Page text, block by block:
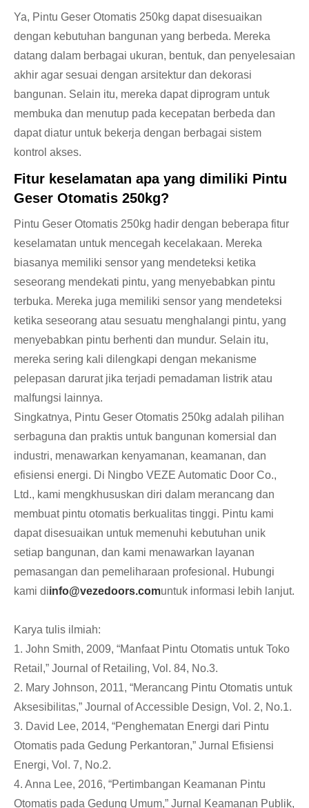
Ya, Pintu Geser Otomatis 250kg dapat disesuaikan
dengan kebutuhan bangunan yang berbeda. Mereka
datang dalam berbagai ukuran, bentuk, dan penyelesaian
akhir agar sesuai dengan arsitektur dan dekorasi
bangunan. Selain itu, mereka dapat diprogram untuk
membuka dan menutup pada kecepatan berbeda dan
dapat diatur untuk bekerja dengan berbagai sistem
kontrol akses.
Fitur keselamatan apa yang dimiliki Pintu
Geser Otomatis 250kg?
Pintu Geser Otomatis 250kg hadir dengan beberapa fitur
keselamatan untuk mencegah kecelakaan. Mereka
biasanya memiliki sensor yang mendeteksi ketika
seseorang mendekati pintu, yang menyebabkan pintu
terbuka. Mereka juga memiliki sensor yang mendeteksi
ketika seseorang atau sesuatu menghalangi pintu, yang
menyebabkan pintu berhenti dan mundur. Selain itu,
mereka sering kali dilengkapi dengan mekanisme
pelepasan darurat jika terjadi pemadaman listrik atau
malfungsi lainnya.
Singkatnya, Pintu Geser Otomatis 250kg adalah pilihan
serbaguna dan praktis untuk bangunan komersial dan
industri, menawarkan kenyamanan, keamanan, dan
efisiensi energi. Di Ningbo VEZE Automatic Door Co.,
Ltd., kami mengkhususkan diri dalam merancang dan
membuat pintu otomatis berkualitas tinggi. Pintu kami
dapat disesuaikan untuk memenuhi kebutuhan unik
setiap bangunan, dan kami menawarkan layanan
pemasangan dan pemeliharaan profesional. Hubungi
kami diinfo@vezedoors.comuntuk informasi lebih lanjut.
Karya tulis ilmiah:
1. John Smith, 2009, “Manfaat Pintu Otomatis untuk Toko
Retail,” Journal of Retailing, Vol. 84, No.3.
2. Mary Johnson, 2011, “Merancang Pintu Otomatis untuk
Aksesibilitas,” Journal of Accessible Design, Vol. 2, No.1.
3. David Lee, 2014, “Penghematan Energi dari Pintu
Otomatis pada Gedung Perkantoran,” Jurnal Efisiensi
Energi, Vol. 7, No.2.
4. Anna Lee, 2016, “Pertimbangan Keamanan Pintu
Otomatis pada Gedung Umum,” Jurnal Keamanan Publik,